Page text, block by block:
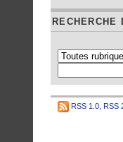
RECHERCHE
RSS 1.0 RSS